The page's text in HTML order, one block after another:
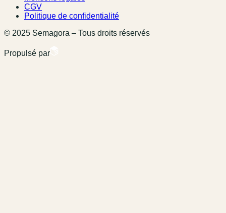
CGV
Politique de confidentialité
© 2025 Semagora – Tous droits réservés
Propulsé par